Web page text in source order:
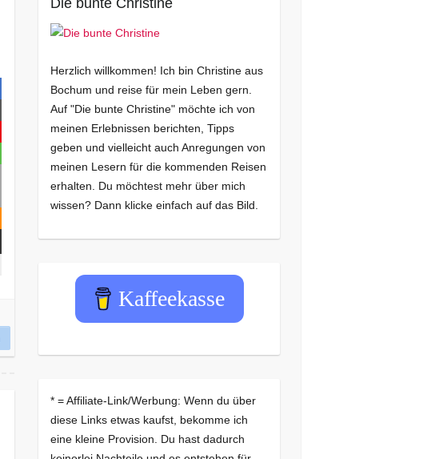
Die bunte Christine
Herzlich willkommen! Ich bin Christine aus
Bochum und reise für mein Leben gern.
Auf "Die bunte Christine" möchte ich von
meinen Erlebnissen berichten, Tipps
geben und vielleicht auch Anregungen von
meinen Lesern für die kommenden Reisen
erhalten. Du möchtest mehr über mich
wissen? Dann klicke einfach auf das Bild.
Kaffeekasse
* = Affiliate-Link/Werbung: Wenn du über
diese Links etwas kaufst, bekomme ich
eine kleine Provision. Du hast dadurch